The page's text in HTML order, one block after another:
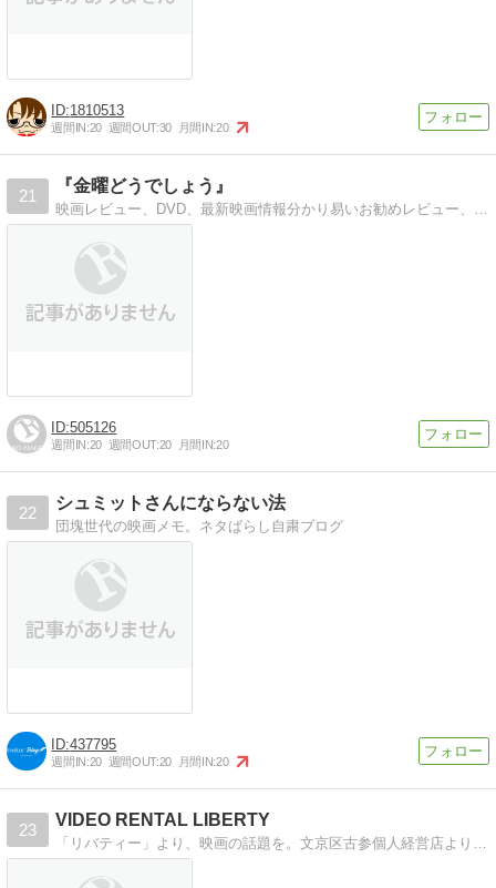
1810513
週間IN:20 週間OUT:30 月間IN:20
21
『金曜どうでしょう』
映画レビュー、DVD、最新映画情報分かり易いお勧めレビュー、最新DVDや、最新映画からハリウッドニュースなども。
505126
週間IN:20 週間OUT:20 月間IN:20
22
シュミットさんにならない法
団塊世代の映画メモ。ネタばらし自粛ブログ
437795
週間IN:20 週間OUT:20 月間IN:20
23
VIDEO RENTAL LIBERTY
「リバティー」より、映画の話題を。文京区古参個人経営店より。誠意あるプロ意識のあるお店づくりを目指しています。